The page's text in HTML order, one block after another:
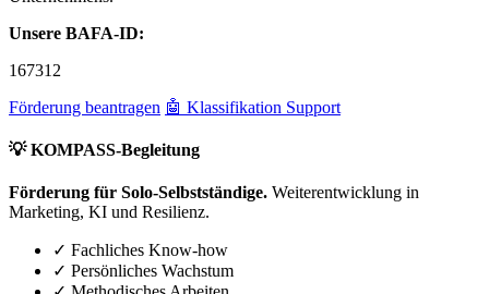
Unsere BAFA-ID:
167312
Förderung beantragen 🤖 Klassifikation Support
💡 KOMPASS-Begleitung
Förderung für Solo-Selbstständige. Weiterentwicklung in
Marketing, KI und Resilienz.
✓ Fachliches Know-how
✓ Persönliches Wachstum